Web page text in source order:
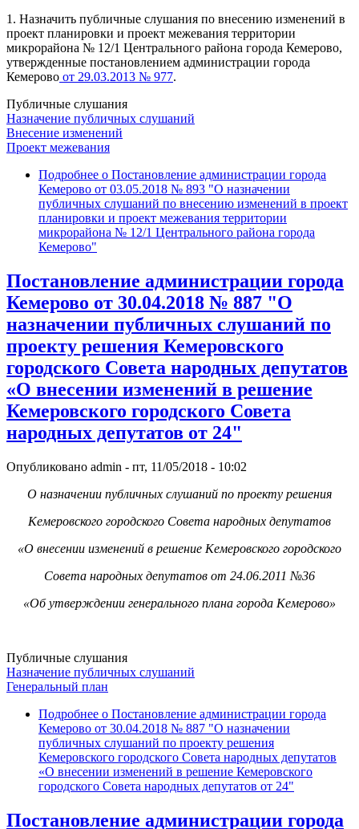
1. Назначить публичные слушания по внесению изменений в
проект планировки и проект межевания территории
микрорайона № 12/1 Центрального района города Кемерово,
утвержденные постановлением администрации города
Кемерово от 29.03.2013 № 977.
Публичные слушания
Назначение публичных слушаний
Внесение изменений
Проект межевания
Подробнее о Постановление администрации города
Кемерово от 03.05.2018 № 893 "О назначении
публичных слушаний по внесению изменений в проект
планировки и проект межевания территории
микрорайона № 12/1 Центрального района города
Кемерово"
Постановление администрации города
Кемерово от 30.04.2018 № 887 "О
назначении публичных слушаний по
проекту решения Кемеровского
городского Совета народных депутатов
«О внесении изменений в решение
Кемеровского городского Совета
народных депутатов от 24"
Опубликовано admin - пт, 11/05/2018 - 10:02
О назначении публичных слушаний по проекту решения
Кемеровского городского Совета народных депутатов
«О внесении изменений в решение Кемеровского городского
Совета народных депутатов от 24.06.2011 №36
«Об утверждении генерального плана города Кемерово»
Публичные слушания
Назначение публичных слушаний
Генеральный план
Подробнее о Постановление администрации города
Кемерово от 30.04.2018 № 887 "О назначении
публичных слушаний по проекту решения
Кемеровского городского Совета народных депутатов
«О внесении изменений в решение Кемеровского
городского Совета народных депутатов от 24"
Постановление администрации города